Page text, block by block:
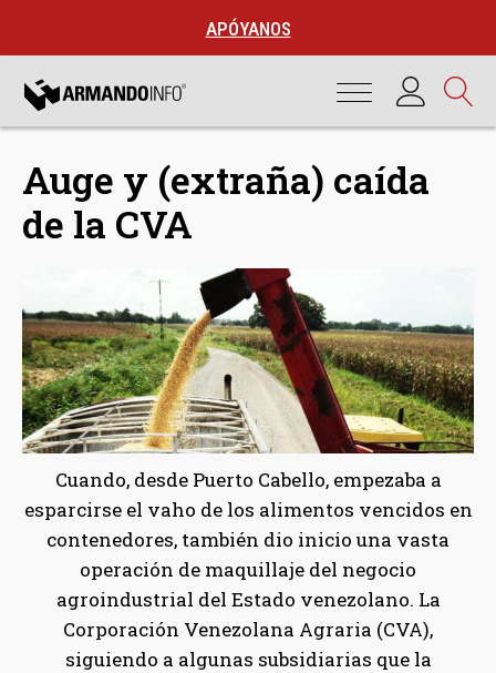
APÓYANOS
Auge y (extraña) caída
de la CVA
Cuando, desde Puerto Cabello, empezaba a
esparcirse el vaho de los alimentos vencidos en
contenedores, también dio inicio una vasta
operación de maquillaje del negocio
agroindustrial del Estado venezolano. La
Corporación Venezolana Agraria (CVA),
siguiendo a algunas subsidiarias que la